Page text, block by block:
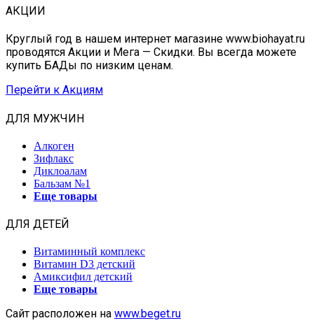
АКЦИИ
Круглый год в нашем интернет магазине www.biohayat.ru
проводятся Акции и Мега — Скидки. Вы всегда можете
купить БАДы по низким ценам.
Перейти к Акциям
ДЛЯ МУЖЧИН
Алкоген
Зифлакс
Диклоалам
Бальзам №1
Еще товары
ДЛЯ ДЕТЕЙ
Витаминный комплекс
Витамин D3 детский
Амиксифил детский
Еще товары
Сайт расположен на www.beget.ru